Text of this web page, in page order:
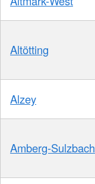
Altötting
Alzey
Amberg-Sulzbach